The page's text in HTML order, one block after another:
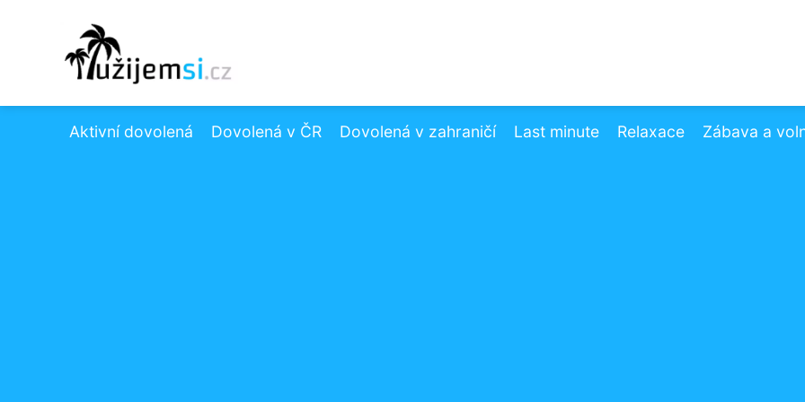
Aktivní dovolená Dovolená v ČR Dovolená v zahraničí Last minute Relaxace Zábava a